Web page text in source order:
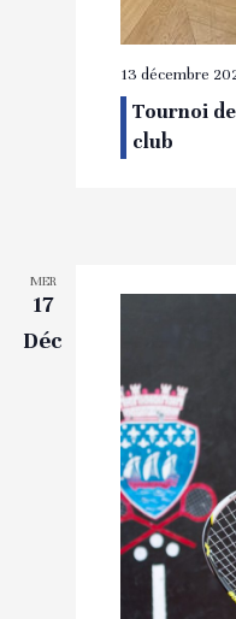
13 décembre
Tournoi
club
MER
17
Déc